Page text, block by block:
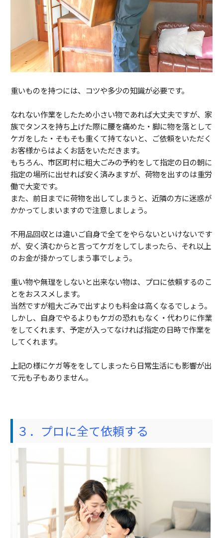
重いものを持つには、コツや多少の知識が必要です。
なれない作業をしたため小さい物であれば大丈夫ですが、家
族でタンスを持ち上げた際に腰を痛めた・脚に物を落として
ケガをした・そもそも重くて持てないと、ご依頼をいただく
お客様からはよくお話をいただきます。
もちろん、市区町村に粗大ごみの予約をして指定の日の朝に
指定の場所に出せれば安く済みますが、荷物を出すのは重労
働で大変です。
また、前日までに荷物を出してしまうと、近隣の方に迷惑が
かかってしまいますので注意しましょう。
不用品回収とは違いご自身で全てをやらないといけないです
が、安く済むからと言ってケガをしてしまったら、それ以上
のお金が掛かってしまう事でしょう。
重い物や無理をしないと出来ない物は、プロに依頼するのこ
とをおススメします。
当然ですが粗大ごみで出すよりも料金は高くなるでしょう。
しかし、自身でやるよりもケガの恐れもなく・代わりに作業
をしてくれます、予定が入ってなければ指定の日時で作業を
してくれます。
上記の様にケガ等ををしてしまったら日常生活にも影響が出
て元も子もありません。
３．プロに全て依頼する